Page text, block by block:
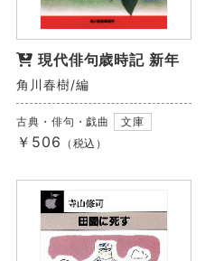
現代俳句歳時記 新年
角川春樹/編
古典・俳句・戯曲 文庫
￥506 （税込）